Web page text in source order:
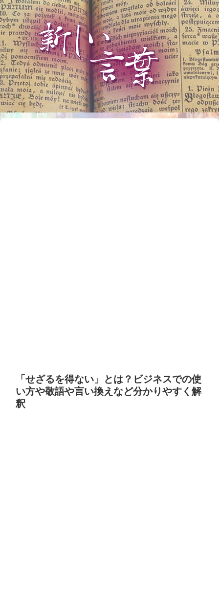
「せざるを得ない」とは？ビジネスでの使
い方や敬語や言い換えなど分かりやすく解
釈